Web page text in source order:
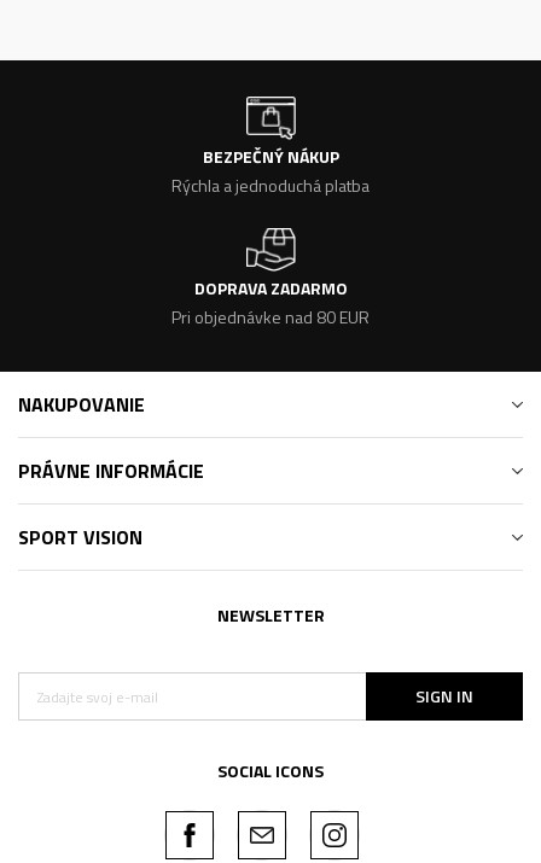
BEZPEČNÝ NÁKUP
Rýchla a jednoduchá platba
DOPRAVA ZADARMO
Pri objednávke nad 80 EUR
NAKUPOVANIE
PRÁVNE INFORMÁCIE
SPORT VISION
NEWSLETTER
SIGN IN
SOCIAL ICONS